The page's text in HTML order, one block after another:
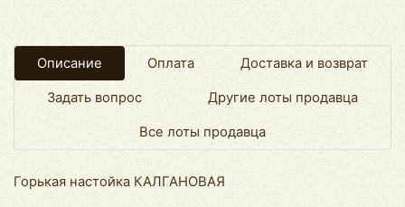
Описание Оплата Доставка и возврат
Задать вопрос Другие лоты продавца
Все лоты продавца
Горькая настойка КАЛГАНОВАЯ